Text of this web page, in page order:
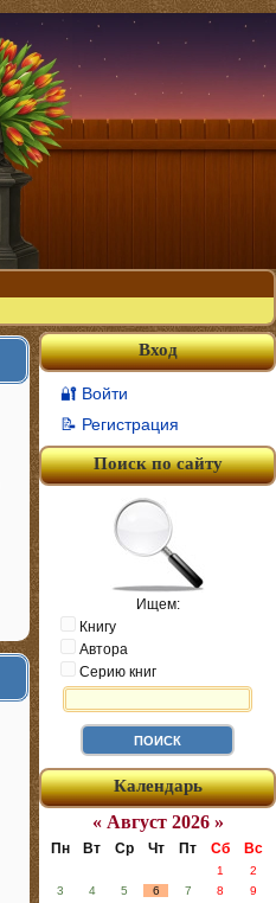
Вход
🔐 Войти
📝 Регистрация
Поиск по сайту
Ищем:
Книгу
Автора
Серию книг
Календарь
« Август 2026 »
Пн Вт Ср Чт Пт Сб Вс
1
2
3
4 5 6 7 8
9